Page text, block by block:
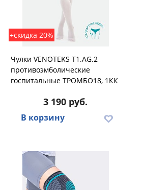
+скидка 20%
Чулки VENOTEKS T1.AG.2
противоэмболические
госпитальные ТРОМБО18, 1КК
3 190 руб.
В корзину